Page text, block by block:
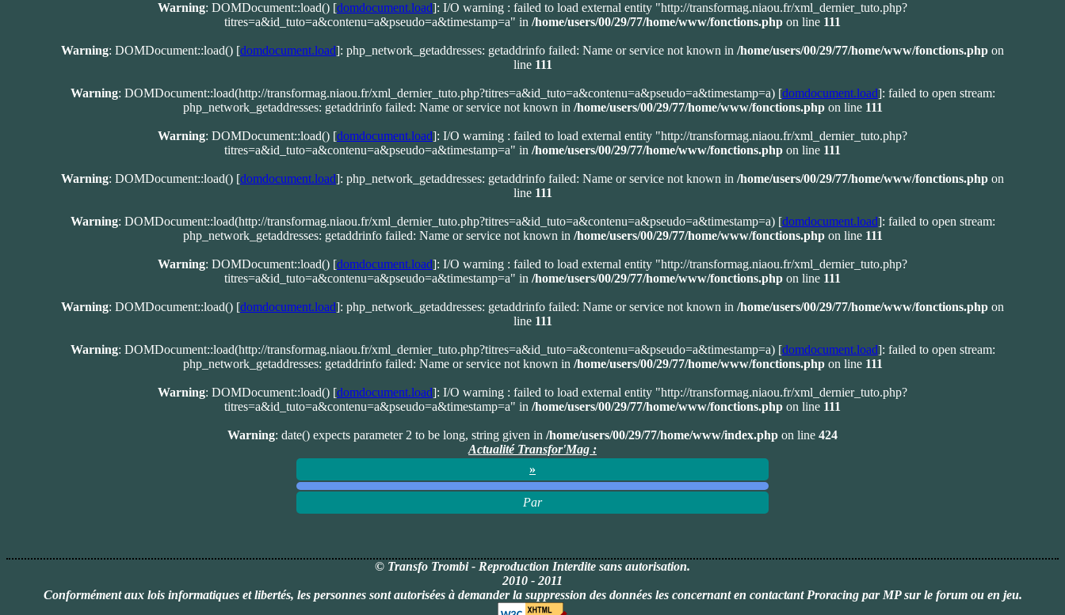
Warning: DOMDocument::load() [domdocument.load]: I/O warning : failed to load external entity "http://transformag.niaou.fr/xml_dernier_tuto.php?
titres=a&id_tuto=a&contenu=a&pseudo=a&timestamp=a" in /home/users/00/29/77/home/www/fonctions.php on line 111
Warning: DOMDocument::load() [domdocument.load]: php_network_getaddresses: getaddrinfo failed: Name or service not known in /home/users/00/29/77/home/www/fonctions.php on
line 111
Warning: DOMDocument::load(http://transformag.niaou.fr/xml_dernier_tuto.php?titres=a&id_tuto=a&contenu=a&pseudo=a&timestamp=a) [domdocument.load]: failed to open stream:
php_network_getaddresses: getaddrinfo failed: Name or service not known in /home/users/00/29/77/home/www/fonctions.phpon line 111
Warning: DOMDocument::load() [domdocument.load]: I/O warning : failed to load external entity "http://transformag.niaou.fr/xml_dernier_tuto.php?
titres=a&id_tuto=a&contenu=a&pseudo=a&timestamp=a" in /home/users/00/29/77/home/www/fonctions.php on line 111
Warning: DOMDocument::load() [domdocument.load]: php_network_getaddresses: getaddrinfo failed: Name or service not known in /home/users/00/29/77/home/www/fonctions.php on
line 111
Warning: DOMDocument::load(http://transformag.niaou.fr/xml_dernier_tuto.php?titres=a&id_tuto=a&contenu=a&pseudo=a&timestamp=a) [domdocument.load]: failed to open stream:
php_network_getaddresses: getaddrinfo failed: Name or service not known in /home/users/00/29/77/home/www/fonctions.phpon line 111
Warning: DOMDocument::load() [domdocument.load]: I/O warning : failed to load external entity "http://transformag.niaou.fr/xml_dernier_tuto.php?
titres=a&id_tuto=a&contenu=a&pseudo=a&timestamp=a" in /home/users/00/29/77/home/www/fonctions.php on line 111
Warning: DOMDocument::load() [domdocument.load]: php_network_getaddresses: getaddrinfo failed: Name or service not known in /home/users/00/29/77/home/www/fonctions.php on
line 111
Warning: DOMDocument::load(http://transformag.niaou.fr/xml_dernier_tuto.php?titres=a&id_tuto=a&contenu=a&pseudo=a&timestamp=a) [domdocument.load]: failed to open stream:
php_network_getaddresses: getaddrinfo failed: Name or service not known in /home/users/00/29/77/home/www/fonctions.phpon line 111
Warning: DOMDocument::load() [domdocument.load]: I/O warning : failed to load external entity "http://transformag.niaou.fr/xml_dernier_tuto.php?
titres=a&id_tuto=a&contenu=a&pseudo=a&timestamp=a" in /home/users/00/29/77/home/www/fonctions.php on line 111
Warning: date() expects parameter 2 to be long, string given in /home/users/00/29/77/home/www/index.php on line 424
Actualité Transfor'Mag :
»
Par
© Transfo Trombi - Reproduction Interdite sans autorisation.
2010 - 2011
Conformément aux lois informatiques et libertés, les personnes sont autorisées à demander la suppression des données les concernant en contactant Proracing par MP sur le forum ou en jeu.